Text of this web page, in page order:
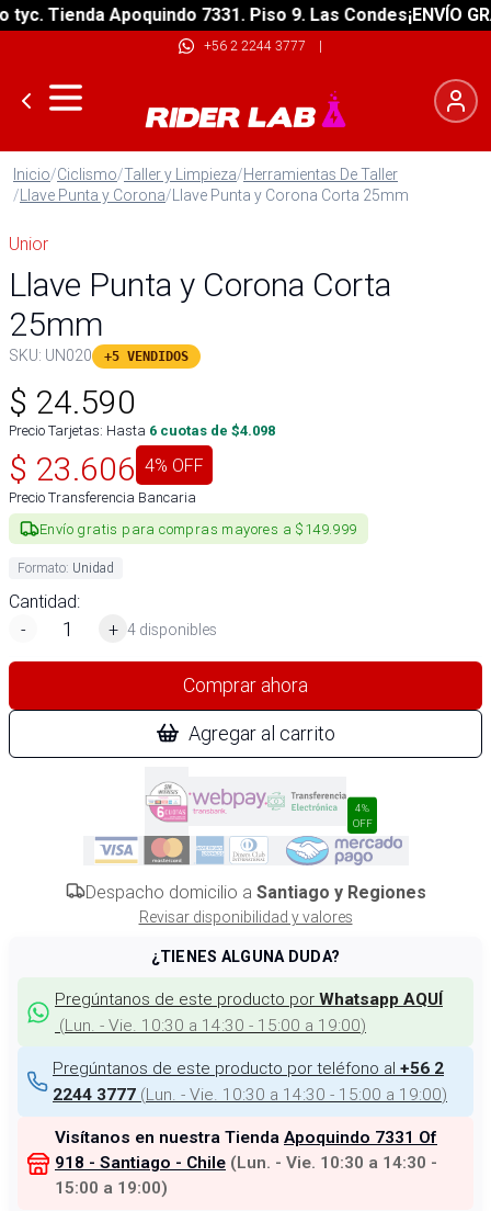
Tienda Apoquindo 7331. Piso 9. Las Condes¡ENVÍO
+56 2 2244 3777 |
Inicio/Ciclismo/Taller y Limpieza/Herramientas De Taller
/Llave Punta y Corona/Llave Punta y Corona Corta 25mm
Unior
Llave Punta y Corona Corta
25mm
SKU: UN020 +5 VENDIDOS
$ 24.590
Precio Tarjetas: Hasta 6 cuotas de $4.098
$ 23.606 4% OFF
Precio Transferencia Bancaria
Envío gratis para compras mayores a $149.999
Formato: Unidad
Cantidad:
-
+ 4 disponibles
Comprar ahora
Agregar al carrito
4%
OFF
Despacho domicilio a Santiago y Regiones
Revisar disponibilidad y valores
¿TIENES ALGUNA DUDA?
Pregúntanos de este producto por Whatsapp AQUÍ
(Lun. - Vie. 10:30 a 14:30 - 15:00 a 19:00)
Pregúntanos de este producto por teléfono al +56 2
2244 3777 (Lun. - Vie. 10:30 a 14:30 - 15:00 a 19:00)
Visítanos en nuestra Tienda Apoquindo 7331 Of
918 - Santiago - Chile (Lun. - Vie. 10:30 a 14:30 -
15:00 a 19:00)